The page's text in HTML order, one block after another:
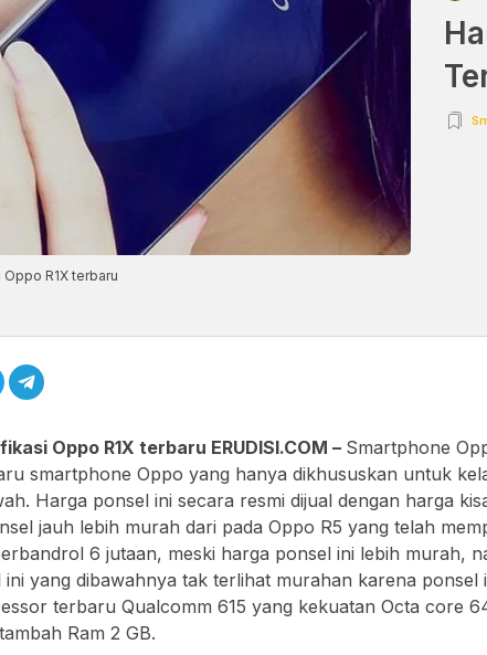
R1X terbaru
Oppo R1X terbaru ERUDISI.COM – Smartphone
smartphone Oppo yang hanya dikhususkan untuk
Harga ponsel ini secara resmi dijual dengan harga
jauh lebih murah dari pada Oppo R5 yang telah
6 jutaan, meski harga ponsel ini lebih murah,
ini yang dibawahnya tak terlihat murahan karena ponsel
terbaru Qualcomm 615 yang kekuatan Octa core
Ram 2 GB.